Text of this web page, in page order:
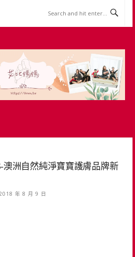
澳洲自然純淨寶寶護膚品牌新
年 8 月 9 日